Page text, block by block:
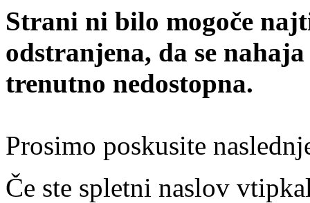
Strani ni bilo mogoče
odstranjena, da se
trenutno nedostopna.
Prosimo poskusite
Če ste spletni naslov